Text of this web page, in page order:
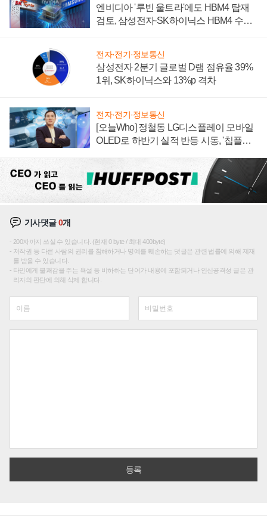
엔비디아 '루빈 울트라'에도 HBM4 탑재
검토, 삼성전자·SK하이닉스 HBM4 수율
전자·전기·정보통신
삼성전자 2분기 글로벌 D램 점유율 39%
1위, SK하이닉스와 13%p 격차
전자·전기·정보통신
[오늘Who] 정철동 LG디스플레이 모바일
OLED로 하반기 실적 반등 시동, '칩플레
기사댓글0개
200자까지 쓰실 수 있습니다. (현재 0 byte / 최대 400byte)
저작권 등 다른 사람의 권리를 침해하거나 명예를 훼손하는 댓글은 관련 법률에 의해 제재
를 받을 수 있습니다.
타인에게 불쾌감을 주는 욕설 등 비하하는 단어가 내용에 포함되거나 인신공격성 글은 관
리자의 판단에 의해 삭제 합니다.